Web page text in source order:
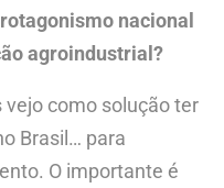
nacional
agroindustrial?
vejo como solução ter
Brasil… para
O importante é